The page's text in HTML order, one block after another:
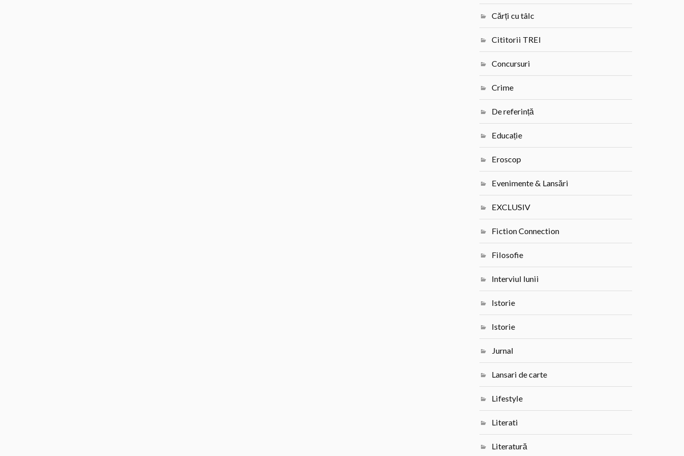
Cărți cu tâlc
Cititorii TREI
Concursuri
Crime
De referință
Educație
Eroscop
Evenimente & Lansări
EXCLUSIV
Fiction Connection
Filosofie
Interviul lunii
Istorie
Istorie
Jurnal
Lansari de carte
Lifestyle
Literati
Literatură